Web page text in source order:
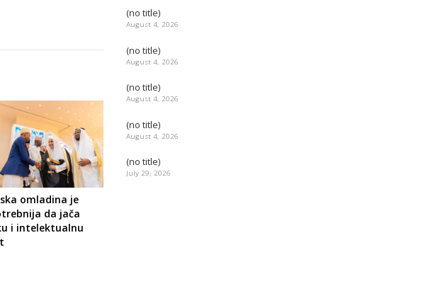
omladina je
da jača
i intelektualnu
(no title)
August 4, 2026
(no title)
August 4, 2026
(no title)
August 4, 2026
(no title)
August 4, 2026
(no title)
July 29, 2026